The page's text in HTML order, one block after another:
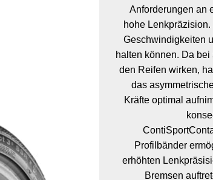
Anforderungen an
hohe
Geschwindigkeiten
halten können. Da
den Reifen wirken,
das
Kräfte optimal
Profilbänder
erhöhten
Bremsen